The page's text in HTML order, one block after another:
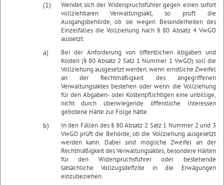
(1)
Wendet sich der Widerspruchsführer gegen einen sofort
vollziehbaren Verwaltungsakt, so prüft die
Ausgangsbehörde, ob sie wegen Besonderheiten des
Einzelfalles die Vollziehung nach § 80 Absatz 4 VwGO
aussetzt.
a)
Bei der Anforderung von öffentlichen Abgaben und
Kosten (§ 80 Absatz 2 Satz 1 Nummer 1 VwGO) soll die
Vollziehung ausgesetzt werden, wenn ernstliche Zweifel
an der Rechtmäßigkeit des angegriffenen
Verwaltungsaktes bestehen oder wenn die Vollziehung
für den Abgaben- oder Kostenpflichtigen eine unbillige,
nicht durch überwiegende öffentliche Interessen
gebotene Härte zur Folge hätte.
b)
In den Fällen des § 80 Absatz 2 Satz 1 Nummer 2 und 3
VwGO prüft die Behörde, ob die Vollziehung ausgesetzt
werden kann. Dabei sind mögliche Zweifel an der
Rechtmäßigkeit des Verwaltungsaktes, besondere Härten
für den Widerspruchsführer oder bestehende
tatsächliche Vollzugsdefizite in die Erwägungen
einzubeziehen.